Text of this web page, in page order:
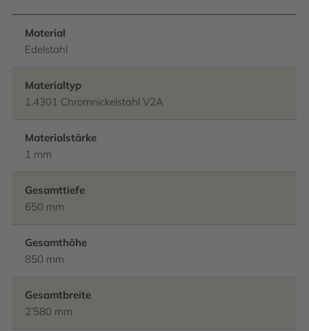
Material
Edelstahl
Materialtyp
1.4301 Chromnickelstahl V2A
Materialstärke
1 mm
Gesamttiefe
650 mm
Gesamthöhe
850 mm
Gesamtbreite
2’580 mm